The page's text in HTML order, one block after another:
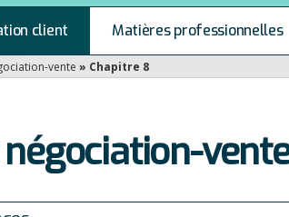
client Matières professionnelles
vente » Chapitre 8